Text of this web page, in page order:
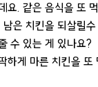
요. 같은 음식을 또
은 치킨을 되살릴
수 있는 게 있나요?
하게 마른 치킨을 또